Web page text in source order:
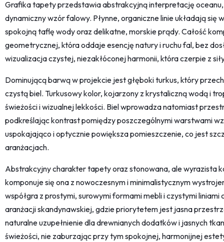
Grafika tapety przedstawia abstrakcyjną interpretację
dynamiczny wzór falowy. Płynne, organiczne linie układają się
spokojną taflę wody oraz delikatne, morskie prądy. Całość
geometrycznej, która oddaje esencję natury i ruchu fal, bez
wizualizacja czystej, niezakłóconej harmonii, która czerpie z
Dominującą barwą w projekcie jest głęboki turkus, który
czystą biel. Turkusowy kolor, kojarzony z krystaliczną wodą i
świeżości i wizualnej lekkości. Biel wprowadza natomiast
podkreślając kontrast pomiędzy poszczególnymi warstwami
uspokajająco i optycznie powiększa pomieszczenie, co jest
aranżacjach.
Abstrakcyjny charakter tapety oraz stonowana, ale wyrazista
komponuje się ona z nowoczesnym i minimalistycznym
współgra z prostymi, surowymi formami mebli i czystymi
aranżacji skandynawskiej, gdzie priorytetem jest jasna
naturalne uzupełnienie dla drewnianych dodatków i jasnych
świeżości, nie zaburzając przy tym spokojnej, harmonijnej